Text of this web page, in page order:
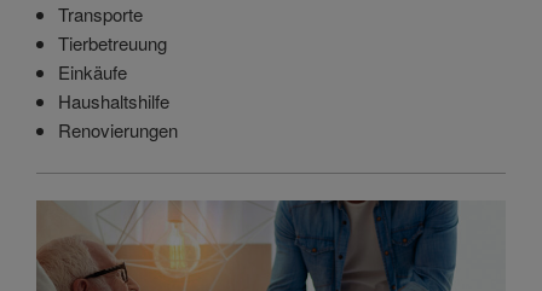
Transporte
Tierbetreuung
Einkäufe
Haushaltshilfe
Renovierungen